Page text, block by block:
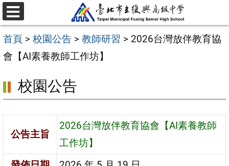
跳
至
主
要
容
區
選
單
首頁 > 校園公告 > 教師研習 > 2026台灣放伴教育協
會【AI素養教師工作坊】
校園公告
公告主旨
2026台灣放伴教育協會【AI素養教師
工作坊】